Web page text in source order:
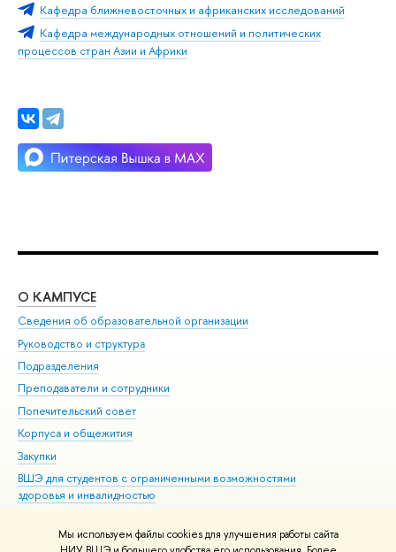
Мы используем файлы cookies для улучшения работы сайта
Кафедра ближневосточных и африканских исследований
Кафедра международных отношений и политических
процессов стран Азии и Африки
О КАМПУСЕ
Сведения об образовательной организации
Руководство и структура
Подразделения
Преподаватели и сотрудники
Попечительский совет
Корпуса и общежития
Закупки
ВШЭ для студентов с ограниченными возможностями
здоровья и инвалидностью
Единая платежная страница